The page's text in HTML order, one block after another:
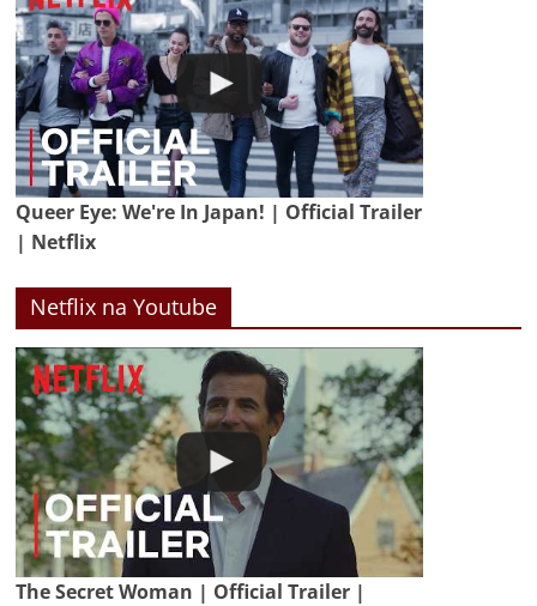
Queer Eye: We're In Japan! | Official Trailer
| Netflix
Netflix na Youtube
The Secret Woman | Official Trailer |